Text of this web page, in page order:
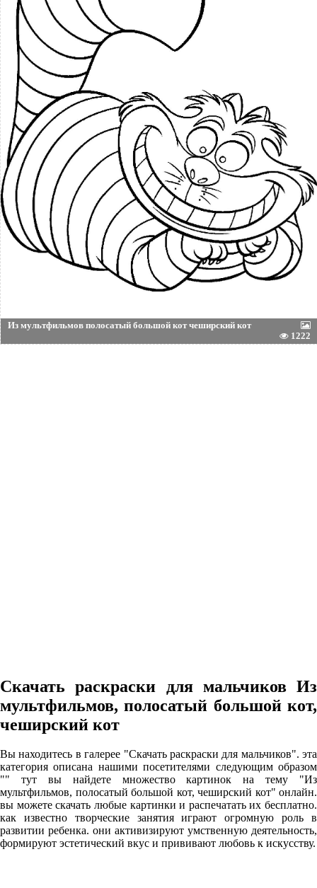
Из мультфильмов полосатый большой кот чеширский кот
1222
Скачать раскраски для мальчиков Из
мультфильмов, полосатый большой кот,
чеширский кот
Вы находитесь в галерее "Скачать раскраски для мальчиков". эта
категория описана нашими посетителями следующим образом
"" тут вы найдете множество картинок на тему "Из
мультфильмов, полосатый большой кот, чеширский кот" онлайн.
вы можете скачать любые картинки и распечатать их бесплатно.
как известно творческие занятия играют огромную роль в
развитии ребенка. они активизируют умственную деятельность,
формируют эстетический вкус и прививают любовь к искусству.